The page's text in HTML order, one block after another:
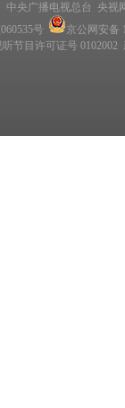
中央广播电视总台 央视
号
京公网安备
听节目许可证号 0102002